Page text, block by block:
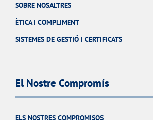
SOBRE NOSALTRES
ÈTICA I COMPLIMENT
SISTEMES DE GESTIÓ I CERTIFICATS
El Nostre Compromís